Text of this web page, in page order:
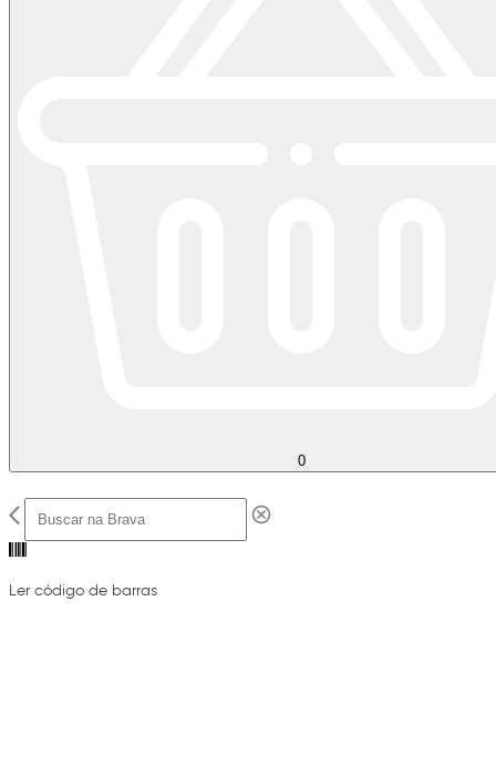
0
Ler código de barras